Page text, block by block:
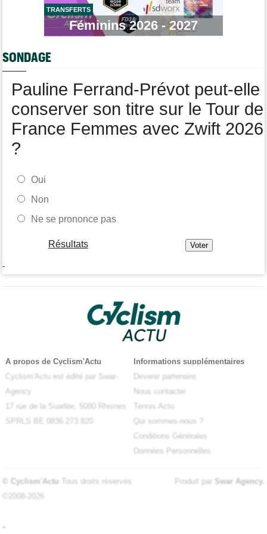
Tour de Pologne
Jan Christen : "J'ai dû me retenir pour ne pas attaquer trop tôt"
Kasia Niewiadoma fait coup double sur la 7e étape
Joao Almeida a abandonné après une nouvelle chute
TRANSFERTS
Féminins 2026 - 2027
SONDAGE
Pauline Ferrand-Prévot peut-elle
conserver son titre sur le Tour de
France Femmes avec Zwift 2026
?
Oui
Non
Ne se prononce pas
Résultats
-
A propos de Cyclism'Actu
Cyclism'Actu est édité par Swar-
Agency
17 rue de la Suarlée, 5080 Rhisnes
SPRLS BE 0836.273.820
Informations supplémentaires
Devenir partenaire
Nous contacter
Tennis Actu
Qui sommes-nous ?
Conditions Générales
Données Personnelles
© Cyclism'Actu Tous droits réservés
©2008-2026
Produit par Swar Agency.
-